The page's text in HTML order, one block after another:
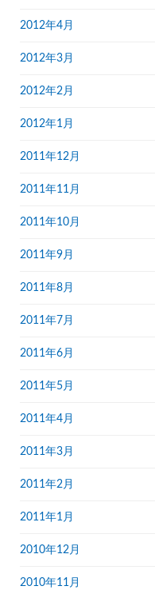
2012年4月
2012年3月
2012年2月
2012年1月
2011年12月
2011年11月
2011年10月
2011年9月
2011年8月
2011年7月
2011年6月
2011年5月
2011年4月
2011年3月
2011年2月
2011年1月
2010年12月
2010年11月